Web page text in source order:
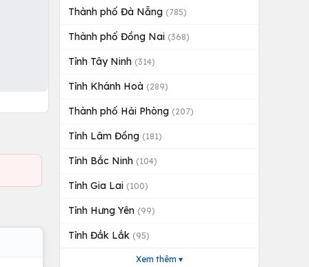
Thành phố Đà Nẵng (785)
Thành phố Đồng Nai (368)
Tỉnh Tây Ninh (314)
Tỉnh Khánh Hoà (289)
Thành phố Hải Phòng (207)
Tỉnh Lâm Đồng (181)
Tỉnh Bắc Ninh (104)
Tỉnh Gia Lai (100)
Tỉnh Hưng Yên (99)
Tỉnh Đắk Lắk (95)
Xem thêm ▾